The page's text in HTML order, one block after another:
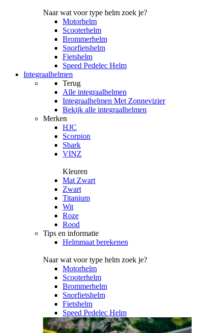
Naar wat voor type helm zoek je?
Motorhelm
Scooterhelm
Brommerhelm
Snorfietshelm
Fietshelm
Speed Pedelec Helm
Integraalhelmen
Terug
Alle integraalhelmen
Integraalhelmen Met Zonnevizier
Bekijk alle integraalhelmen
Merken
HJC
Scorpion
Shark
VINZ
Kleuren
Mat Zwart
Zwart
Titanium
Wit
Roze
Rood
Tips en informatie
Helmmaat berekenen
Naar wat voor type helm zoek je?
Motorhelm
Scooterhelm
Brommerhelm
Snorfietshelm
Fietshelm
Speed Pedelec Helm